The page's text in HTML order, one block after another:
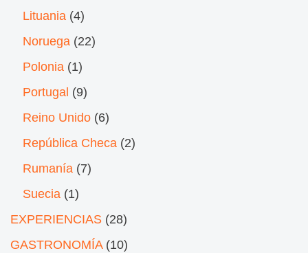
Lituania (4)
Noruega (22)
Polonia (1)
Portugal (9)
Reino Unido (6)
República Checa (2)
Rumanía (7)
Suecia (1)
EXPERIENCIAS (28)
GASTRONOMÍA(10)